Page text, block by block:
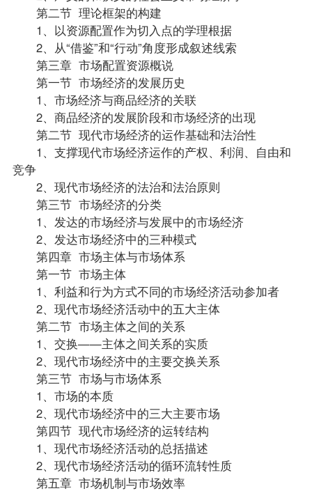
第二节 理论框架的构建
1、以资源配置作为切入点的学理根据
2、从“借鉴”和“行动”角度形成叙述线索
第三章 市场配置资源概说
第一节 市场经济的发展历史
1、市场经济与商品经济的关联
2、商品经济的发展阶段和市场经济的出现
第二节 现代市场经济的运作基础和法治性
1、支撑现代市场经济运作的产权、利润、自由和
竞争
2、现代市场经济的法治和法治原则
第三节 市场经济的分类
1、发达的市场经济与发展中的市场经济
2、发达市场经济中的三种模式
第四章 市场主体与市场体系
第一节 市场主体
1、利益和行为方式不同的市场经济活动参加者
2、现代市场经济活动中的五大主体
第二节 市场主体之间的关系
1、交换——主体之间关系的实质
2、现代市场经济中的主要交换关系
第三节 市场与市场体系
1、市场的本质
2、现代市场经济中的三大主要市场
第四节 现代市场经济的运转结构
1、现代市场经济活动的总括描述
2、现代市场经济活动的循环流转性质
第五章 市场机制与市场效率